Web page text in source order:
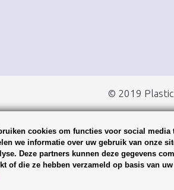
© 2019
cookies om functies voor social
we informatie over uw gebruik van onze
Deze partners kunnen deze gegevens
of die ze hebben verzameld op basis van